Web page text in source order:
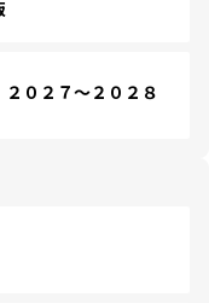
０２７～２０２８